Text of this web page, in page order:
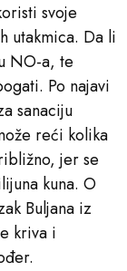
svoje
utakmica. Da li
NO-a, te
Po najavi
sanaciju
reći kolika
jer se
kuna. O
Buljana iz
kriva i